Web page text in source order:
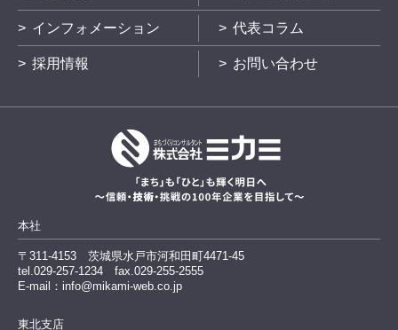
インフォメーション 代表コラム
採用情報 お問い合わせ
本社
〒311-4153 茨城県水戸市河和田町4471-45
tel.029-257-1234 fax.029-255-2555
E-mail：info@mikami-web.co.jp
東北支店